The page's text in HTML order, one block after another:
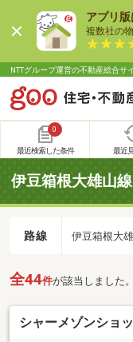
アプリ
複数社の
NTTグループ運営の不動産総合サ
0
最近検索した条件 最近
伊豆箱根大雄山
路線 伊豆箱根大
全44件が該当しました。
シャーメゾンショ